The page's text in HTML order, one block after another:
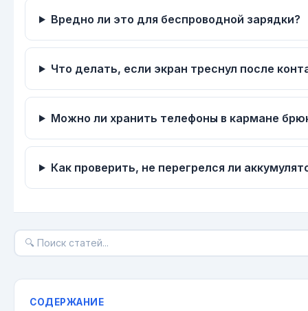
Вредно ли это для беспроводной зарядки?
Что делать, если экран треснул после
Можно ли хранить телефоны в кармане
Как проверить, не перегрелся ли
СОДЕРЖАНИЕ